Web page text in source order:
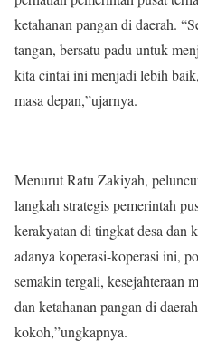
ketahanan pangan di daerah.
tangan, bersatu padu untuk
kita cintai ini menjadi lebih
masa depan,”ujarnya.
Menurut Ratu Zakiyah,
langkah strategis pemerintah
kerakyatan di tingkat desa dan
adanya koperasi-koperasi ini,
semakin tergali, kesejahteraan
dan ketahanan pangan di
kokoh,”ungkapnya.